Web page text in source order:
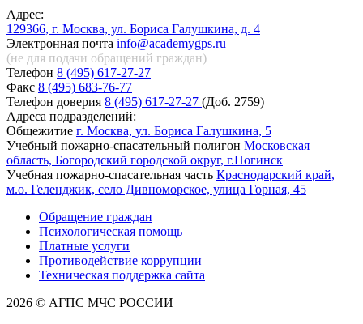
Адрес:
129366, г. Москва, ул. Бориса Галушкина, д. 4
Электронная почта info@academygps.ru
(не для подачи обращений граждан)
Телефон 8 (495) 617-27-27
Факс 8 (495) 683-76-77
Телефон доверия 8 (495) 617-27-27 (Доб. 2759)
Адреса подразделений:
Общежитие г. Москва, ул. Бориса Галушкина, 5
Учебный пожарно-спасательный полигон Московская
область, Богородский городской округ, г.Ногинск
Учебная пожарно-спасательная часть Краснодарский край,
м.о. Геленджик, село Дивноморское, улица Горная, 45
Обращение граждан
Психологическая помощь
Платные услуги
Противодействие коррупции
Техническая поддержка сайта
2026 © АГПС МЧС РОССИИ